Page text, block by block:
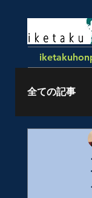
全ての記事
執筆記事